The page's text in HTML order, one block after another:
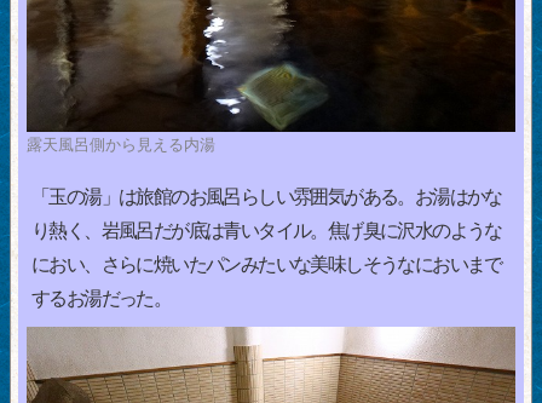
露天風呂側から見える内湯
「玉の湯」は旅館のお風呂らしい雰囲気がある。お湯はかな
り熱く、岩風呂だが底は青いタイル。焦げ臭に沢水のような
におい、さらに焼いたパンみたいな美味しそうなにおいまで
するお湯だった。